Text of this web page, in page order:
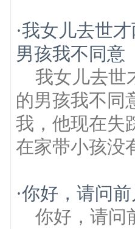
·我女儿去世
男孩我不同意
我女儿去世
的男孩我不同
我，他现在失
在家带小孩没
·你好，请问
你好，请问